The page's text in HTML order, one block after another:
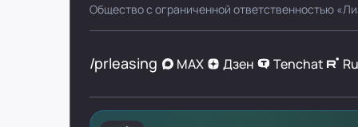
Общество с ограниченной ответственностью
/prleasing MAX Дзен Tenchat